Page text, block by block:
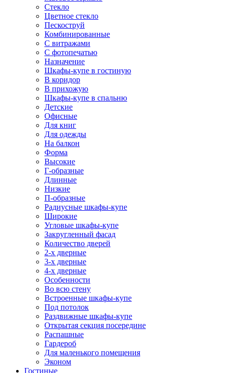
Стекло
Цветное стекло
Пескоструй
Комбинированные
С витражами
С фотопечатью
Назначение
Шкафы-купе в гостиную
В коридор
В прихожую
Шкафы-купе в спальню
Детские
Офисные
Для книг
Для одежды
На балкон
Форма
Высокие
Г-образные
Длинные
Низкие
П-образные
Радиусные шкафы-купе
Широкие
Угловые шкафы-купе
Закругленный фасад
Количество дверей
2-х дверные
3-х дверные
4-х дверные
Особенности
Во всю стену
Встроенные шкафы-купе
Под потолок
Раздвижные шкафы-купе
Открытая секция посередине
Распашные
Гардероб
Для маленького помещения
Эконом
Гостиные